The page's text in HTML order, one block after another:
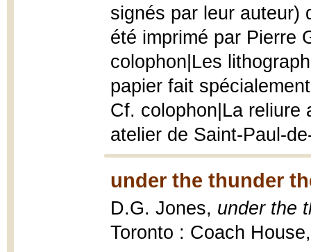
signés par leur auteur)
été imprimé par Pierre
colophon|Les
papier fait
Cf. colophon|La reliure
atelier de Saint-Paul-
under the thunder
D.G. Jones, under the
Toronto : Coach